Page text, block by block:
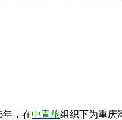
年，在中青旅组织下为重庆